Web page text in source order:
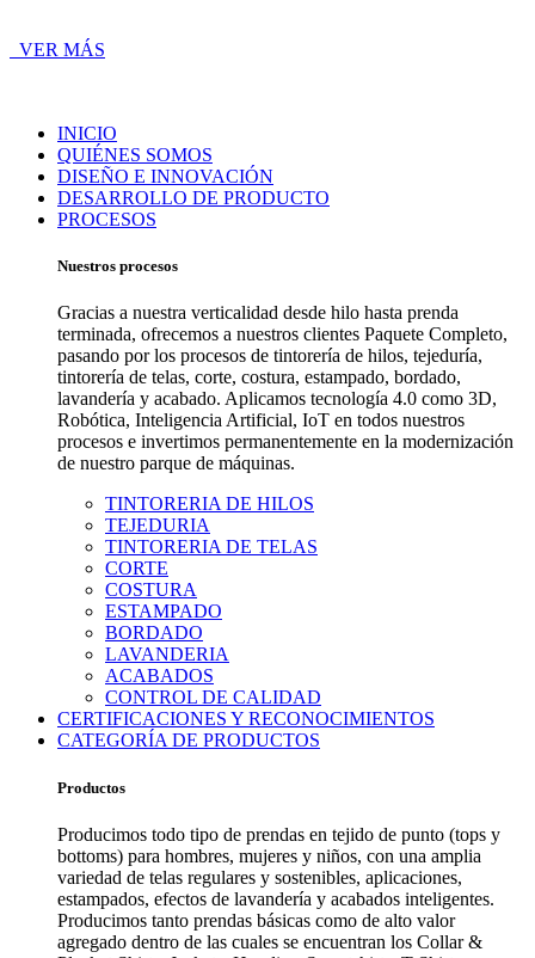
VER MÁS
INICIO
QUIÉNES SOMOS
DISEÑO E INNOVACIÓN
DESARROLLO DE PRODUCTO
PROCESOS
Nuestros procesos
Gracias a nuestra verticalidad desde hilo hasta prenda
terminada, ofrecemos a nuestros clientes Paquete Completo,
pasando por los procesos de tintorería de hilos, tejeduría,
tintorería de telas, corte, costura, estampado, bordado,
lavandería y acabado. Aplicamos tecnología 4.0 como 3D,
Robótica, Inteligencia Artificial, IoT en todos nuestros
procesos e invertimos permanentemente en la modernización
de nuestro parque de máquinas.
TINTORERIA DE HILOS
TEJEDURIA
TINTORERIA DE TELAS
CORTE
COSTURA
ESTAMPADO
BORDADO
LAVANDERIA
ACABADOS
CONTROL DE CALIDAD
CERTIFICACIONES Y RECONOCIMIENTOS
CATEGORÍA DE PRODUCTOS
Productos
Producimos todo tipo de prendas en tejido de punto (tops y
bottoms) para hombres, mujeres y niños, con una amplia
variedad de telas regulares y sostenibles, aplicaciones,
estampados, efectos de lavandería y acabados inteligentes.
Producimos tanto prendas básicas como de alto valor
agregado dentro de las cuales se encuentran los Collar &